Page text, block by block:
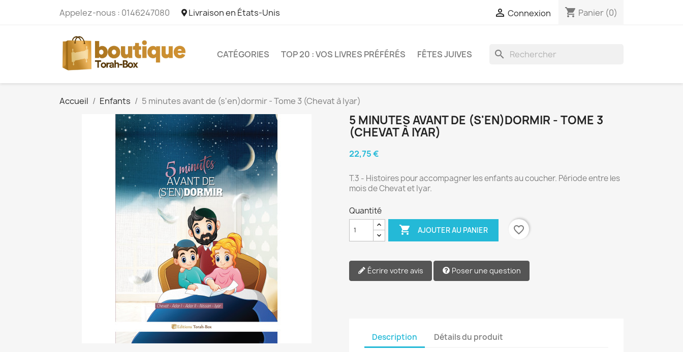
Appelez-nous : 0146247080 Livraison en États-Unis  Connexion shopping_cart Panier (0)
CATÉGORIES TOP 20 : VOS LIVRES PRÉFÉRÉS FÊTES JUIVES search
Accueil Enfants 5 minutes avant de (s'en)dormir - Tome 3 (Chevat à Iyar)
5 MINUTES AVANT DE (S'EN)DORMIR - TOME 3
(CHEVAT À IYAR)
22,75 €
T.3 - Histoires pour accompagner les enfants au coucher. Période entre les
mois de Chevat et Iyar.
Quantité
 AJOUTER AU PANIER favorite_border
Écrire votre avis Poser une question
Description Détails du produit